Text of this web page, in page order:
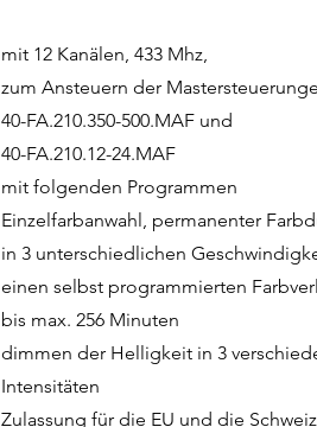
mit 12 Kanälen, 433 Mhz,
zum Ansteuern der
40-FA.210.350-500.MAF und
40-FA.210.12-24.MAF
mit folgenden Programmen
Einzelfarbanwahl, permanenter
in 3 unterschiedlichen
einen selbst programmierten
bis max. 256 Minuten
dimmen der Helligkeit in 3
Intensitäten
Zulassung für die EU und die Schweiz